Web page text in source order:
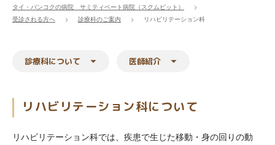
タイ・バンコクの病院 サミティベート病院（スクムビット）
受診される方へ
診療科のご案内 リハビリテーション科
診療科について 医師紹介
リハビリテーション科について
リハビリテーション科では、疾患で生じた移動・身の回りの動